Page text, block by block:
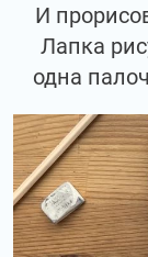
И
Лапка
одна